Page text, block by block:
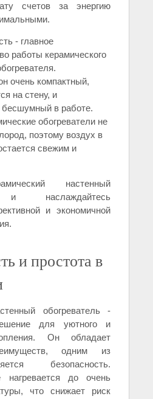
счетов за энергию
- главное
работы керамического
очень компактный,
на стену, и
бесшумный в работе.
обогреватели не
поэтому воздух в
свежим и
настенный
и наслаждайтесь
и экономичной
и простота в
обогреватель -
для уютного и
Он обладает
одним из
безопасность.
нагревается до очень
что снижает риск